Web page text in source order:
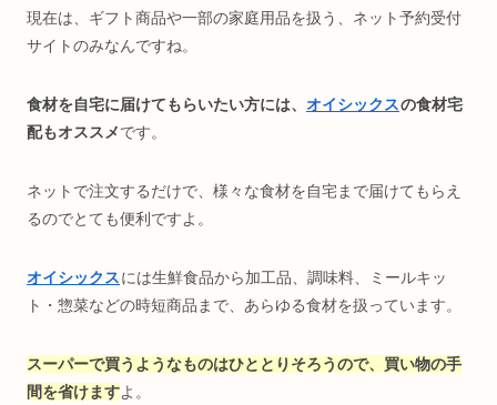
現在は、ギフト商品や一部の家庭用品を扱う、ネット予約受付
サイトのみなんですね。
食材を自宅に届けてもらいたい方には、 オイシックスの食材宅
配もオススメです。
ネットで注文するだけで、様々な食材を自宅まで届けてもらえ
るのでとても便利ですよ。
オイシックスには生鮮食品から加工品、調味料、ミールキッ
ト・惣菜などの時短商品まで、あらゆる食材を扱っています。
スーパーで買うようなものはひととりそろうので、買い物の手
間を省けますよ。